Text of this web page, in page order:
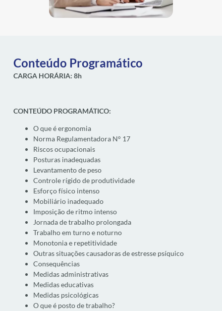
Conteúdo Programático
CARGA HORÁRIA: 8h
CONTEÚDO PROGRAMÁTICO:
O que é ergonomia
Norma Regulamentadora N° 17
Riscos ocupacionais
Posturas inadequadas
Levantamento de peso
Controle rígido de produtividade
Esforço físico intenso
Mobiliário inadequado
Imposição de ritmo intenso
Jornada de trabalho prolongada
Trabalho em turno e noturno
Monotonia e repetitividade
Outras situações causadoras de estresse psíquico
Consequências
Medidas administrativas
Medidas educativas
Medidas psicológicas
O que é posto de trabalho?